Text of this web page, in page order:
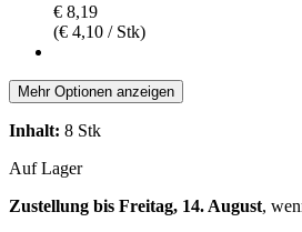
€ 8,19
(€ 4,10 / Stk)
Mehr Optionen anzeigen
Inhalt: 8 Stk
Auf Lager
Zustellung bis Freitag, 14. August,